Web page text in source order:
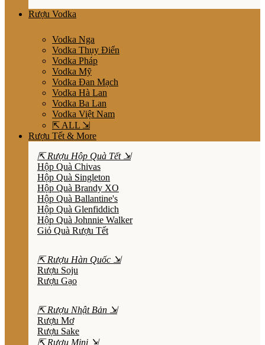
Rượu Vodka
Vodka Nga
Vodka Thụy Điển
Vodka Pháp
Vodka Mỹ
Vodka Đan Mạch
Vodka Hà Lan
Vodka Ba Lan
Vodka Việt Nam
⇱ ALL ⇲
Rượu Tết & More
⇱ Rượu Hộp Quà Tết ⇲
Hộp Quà Chivas
Hộp Quà Singleton
Hộp Quà Brandy XO
Hộp Quà Ballantine's
Hộp Quà Glenfiddich
Hộp Quà Johnnie Walker
Giỏ Quà Rượu Tết
⇱ Rượu Hàn Quốc ⇲
Rượu Soju
Rượu Gạo
⇱ Rượu Nhật Bản ⇲
Rượu Mơ
Rượu Sake
⇱ Rượu Mini ⇲